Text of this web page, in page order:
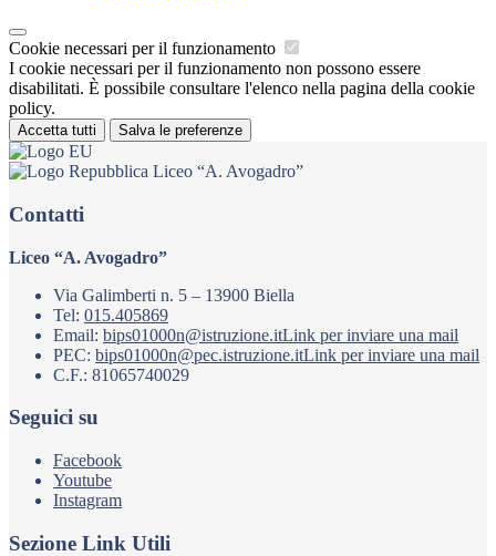
Cookie necessari per il funzionamento
I cookie necessari per il funzionamento non possono essere
disabilitati. È possibile consultare l'elenco nella pagina della cookie
policy.
Accetta tutti Salva le preferenze
Liceo “A. Avogadro”
Contatti
Liceo “A. Avogadro”
Via Galimberti n. 5 – 13900 Biella
Tel: 015.405869
Email: bips01000n@istruzione.itLink per inviare una mail
PEC: bips01000n@pec.istruzione.itLink per inviare una mail
C.F.: 81065740029
Seguici su
Facebook
Youtube
Instagram
Sezione Link Utili